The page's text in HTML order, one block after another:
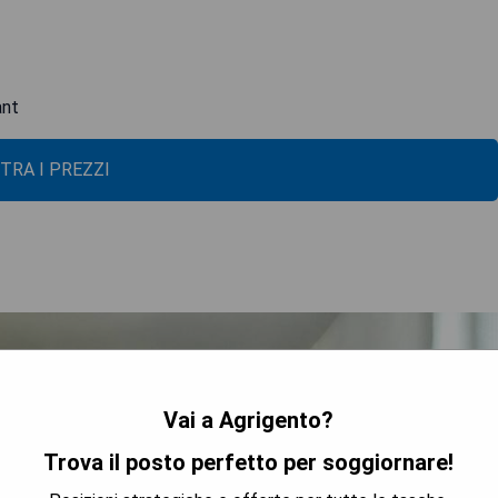
I PREZZI
Vai a Agrigento?
Trova il posto perfetto per soggiornare!